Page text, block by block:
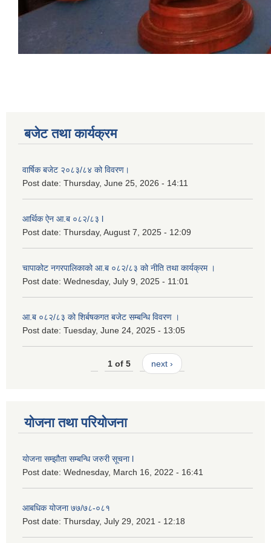
बजेट तथा कार्यक्रम
वार्षिक बजेट २०८३/८४ को विवरण।
Post date: Thursday, June 25, 2026 - 14:11
आर्थिक ऐन आ.ब ०८२/८३ l
Post date: Thursday, August 7, 2025 - 12:09
चापाकोट नगरपालिकाको आ.ब ०८२/८३ को नीति तथा कार्यक्रम ।
Post date: Wednesday, July 9, 2025 - 11:01
आ.ब ०८२/८३ को शिर्बषकगत बजेट सम्बन्धि विवरण ।
Post date: Tuesday, June 24, 2025 - 13:05
1 of 5 next ›
योजना तथा परियोजना
योजना सम्झौता सम्बन्धि जरुरी सूचना l
Post date: Wednesday, March 16, 2022 - 16:41
आबधिक योजना ७७/७८-०८१
Post date: Thursday, July 29, 2021 - 12:18